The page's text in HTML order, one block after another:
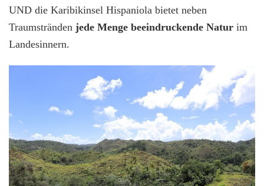
UND die Karibikinsel Hispaniola bietet neben
Traumstränden jede Menge beeindruckende Natur im
Landesinnern.